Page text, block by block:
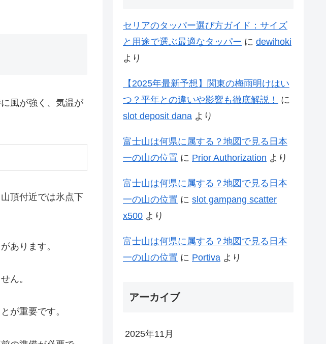
風が強く、気温が
頂付近では氷点下
あります。
ん。
が重要です。
セリアのタッパー選び方ガイド：サイズ
と用途で選ぶ最適なタッパー に dewihoki
より
【2025年最新予想】関東の梅雨明けはい
つ？平年との違いや影響も徹底解説！
に
slot deposit dana より
富士山は何県に属する？地図で見る日本
一の山の位置 に Prior Authorization より
富士山は何県に属する？地図で見る日本
一の山の位置 に slot gampang scatter
x500 より
富士山は何県に属する？地図で見る日本
一の山の位置 に Portiva より
アーカイブ
2025年11月